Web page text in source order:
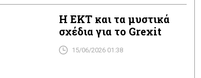
Η ΕΚΤ και τα μυστικά
σχέδια για το Grexit
15/06/2026 01:38